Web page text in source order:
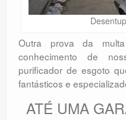
Outra prova da
conhecimento de
purificador de esgoto
fantásticos e
ATÉ UMA